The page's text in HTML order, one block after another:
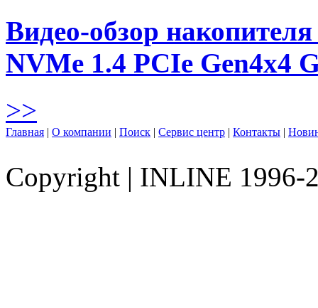
Видео-обзор
NVMe 1.4 PCIe Gen4х4
>>
Главная | О компании | Поиск | Сервис центр | Контакты |
Copyright | INLINE 1996-